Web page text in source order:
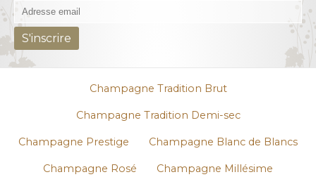
Champagne Tradition Brut
Champagne Tradition Demi-sec
Champagne Prestige Champagne Blanc de Blancs
Champagne Rosé Champagne Millésime